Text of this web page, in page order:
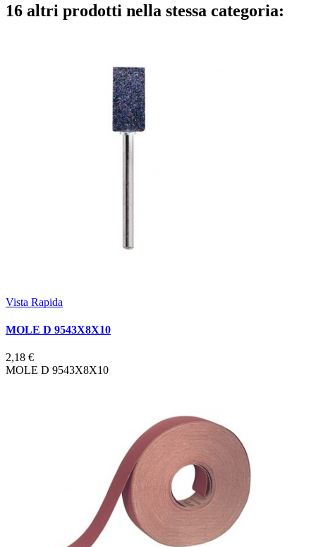
16 altri prodotti nella stessa categoria:
Vista Rapida
MOLE D 9543X8X10
2,18 €
MOLE D 9543X8X10